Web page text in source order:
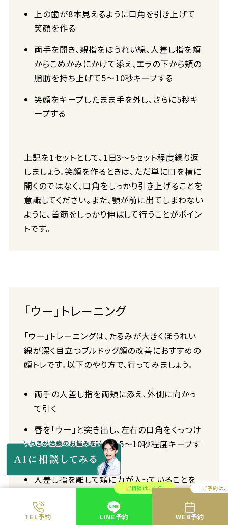
TEL予約
ご相談はこちら
LINE予約
ご予約は
WEB予約
上の歯が8本見えるように口角を引き上げて
笑顔を作る
両手を開き、親指をほうれい線、人差し指を頬
からこめかみにかけて添え、エラの下から頬の
脂肪を持ち上げて5〜10秒キープする
笑顔をキープしたまま手を外し、さらに5秒キ
ープする
上記を1セットとして、1日3〜5セット程度繰り返
しましょう。笑顔を作るときは、ただ単に口を横に
開くのではなく、口角をしっかり引き上げることを
意識してください。また、顎が前に出てしまわない
ように、首筋をしっかり伸ばして行うことがポイン
トです。
「ウー」トレーニング
「ウー」トレーニングは、たるみが大きくほうれい
線が深く目立つブルドッグ顔の改善におすすめの
顔トレです。以下のやり方で、行ってみましょう。
両手の人差し指を両頬に添え、外側に向かっ
て引く
唇を「ウー」と突き出し、左右の口角をくっつけ
るイメージですぼめて、5〜10秒程度キープす
る
人差し指を離して頬に力が入っていることを
確認し、さらに5〜10秒程度キープする